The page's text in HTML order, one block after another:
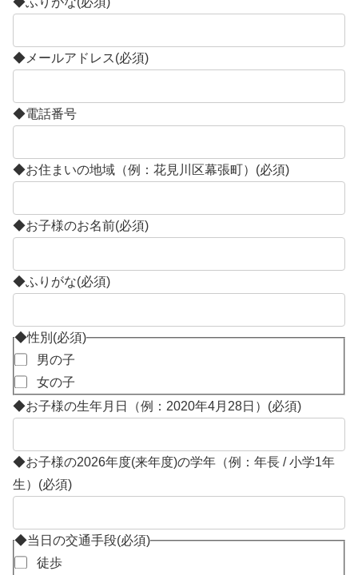
◆メールアドレス(必須)
◆電話番号
◆お住まいの地域（例：花見川区幕張町） (必須)
◆お子様のお名前(必須)
◆ふりがな(必須)
◆性別 (必須)
男の子
女の子
◆お子様の生年月日（例：2020年4月28日） (必須)
◆お子様の2026年度(来年度)の学年（例：年長 / 小学1年
生） (必須)
◆当日の交通手段(必須)
徒歩